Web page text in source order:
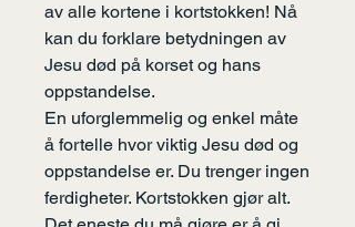
av alle kortene i kortstokken! Nå
kan du forklare betydningen av
Jesu død på korset og hans
oppstandelse.
En uforglemmelig og enkel måte
å fortelle hvor viktig Jesu død og
oppstandelse er. Du trenger ingen
ferdigheter. Kortstokken gjør alt.